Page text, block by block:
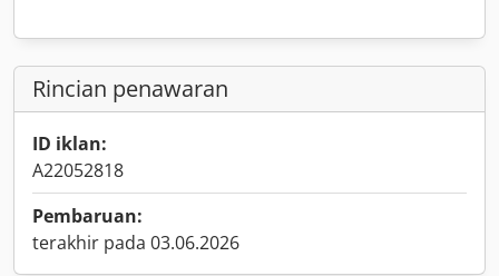
Rincian penawaran
ID iklan:
A22052818
Pembaruan:
terakhir pada 03.06.2026